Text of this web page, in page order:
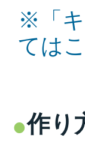
※「
ては
作り